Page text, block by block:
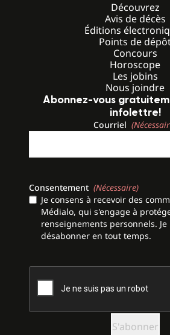
Découvrez
Avis de décès
Éditions
Points de
Concours
Horoscope
Les jobins
Nous joindre
Abonnez-vous
infolettre!
Courriel
Consentement (Nécessaire)
Je consens à recevoir des
Médialo, qui s'engage à
renseignements personnels.
désabonner en tout temps.
CAPTCHA